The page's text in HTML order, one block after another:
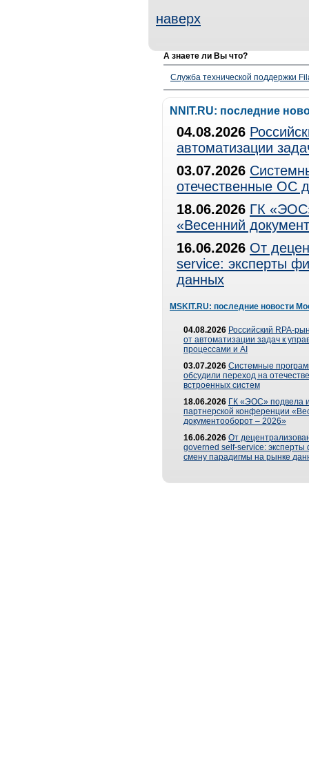
наверх
А знаете ли Вы что?
Служба технической поддержки
NNIT.RU: последние
04.08.2026
автоматизации
03.07.2026
отечественные ОС
18.06.2026 ГК
«Весенний
16.06.2026 От
service: эксперты
данных
MSKIT.RU: последние новости
04.08.2026 Российский RPA-
от автоматизации задач к
процессами и AI
03.07.2026 Системные
обсудили переход на
встроенных систем
18.06.2026 ГК «ЭОС» подвела
партнерской конференции
документооборот – 2026»
16.06.2026 От
governed self-service: эксперты
смену парадигмы на рынке